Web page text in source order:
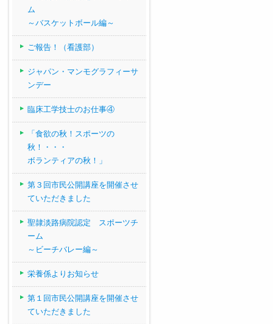
ム
～バスケットボール編～
ご報告！（看護部）
ジャパン・マンモグラフィーサ
ンデー
臨床工学技士のお仕事④
「食欲の秋！スポーツの
秋！・・・
ボランティアの秋！」
第３回市民公開講座を開催させ
ていただきました
聖隷淡路病院認定 スポーツチ
ーム
～ビーチバレー編～
栄養係よりお知らせ
第１回市民公開講座を開催させ
ていただきました